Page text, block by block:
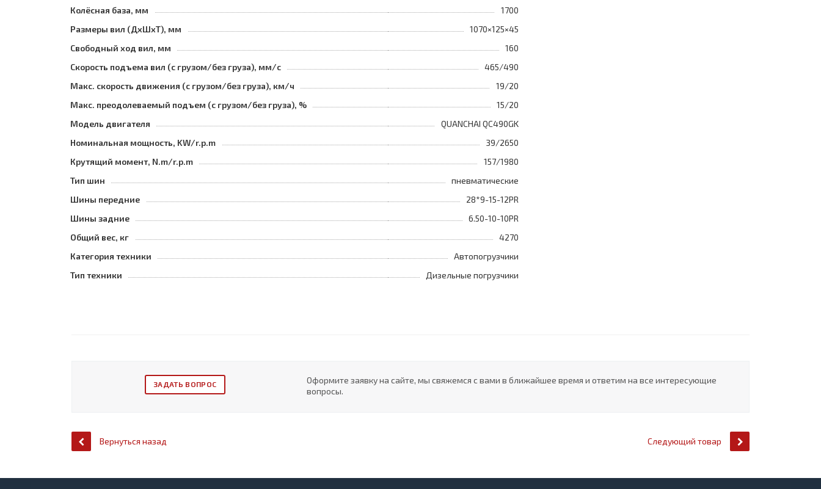
Колёсная база, мм
1700
Размеры вил (ДхШхТ), мм
1070×125×45
Свободный ход вил, мм
160
Скорость подъема вил (с грузом/без груза), мм/с
465/490
Макс. скорость движения (с грузом/без груза), км/ч
19/20
Макс. преодолеваемый подъем (с грузом/без груза), %
15/20
Модель двигателя
QUANCHAI QC490GK
Номинальная мощность, KW/r.p.m
39/2650
Крутящий момент, N.m/r.p.m
157/1980
Тип шин
пневматические
Шины передние
28*9-15-12PR
Шины задние
6.50-10-10PR
Общий вес, кг
4270
Категория техники
Автопогрузчики
Тип техники
Дизельные погрузчики
ЗАДАТЬ ВОПРОС
Оформите заявку на сайте, мы свяжемся с вами в ближайшее время и ответим на все интересующие
вопросы.
Вернуться назад Следующий товар